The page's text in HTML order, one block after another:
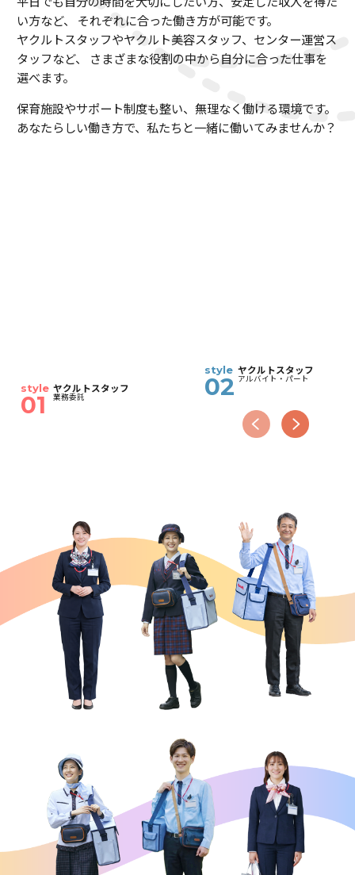
い方など、
それぞれに合った働き方が可能です。
ヤクルトスタッフやヤクルト美容スタッフ、センター運営ス
タッフなど、
さまざまな役割の中から自分に合った仕事を
選べます。
保育施設やサポート制度も整い、無理なく働ける環境です。
あなたらしい働き方で、私たちと一緒に働いてみませんか？
style
01
ヤクルトスタッフ
業務委託
style
02
ヤクルトスタッフ
アルバイト・パート